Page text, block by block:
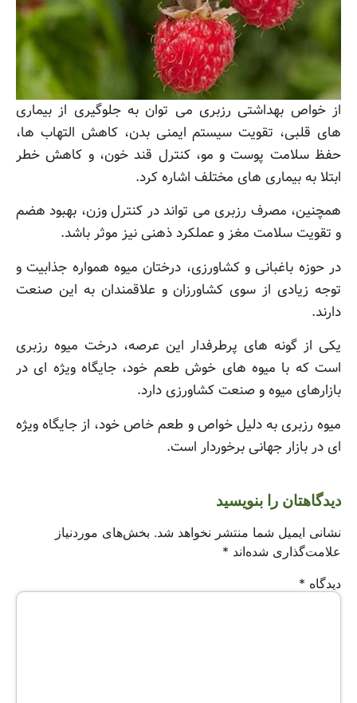
از خواص بهداشتی رزبری می توان به جلوگیری از بیماری
های قلبی، تقویت سیستم ایمنی بدن، کاهش التهاب ها،
حفظ سلامت پوست و مو، کنترل قند خون، و کاهش خطر
ابتلا به بیماری های مختلف اشاره کرد.
همچنین، مصرف رزبری می تواند در کنترل وزن، بهبود هضم
و تقویت سلامت مغز و عملکرد ذهنی نیز موثر باشد.
در حوزه باغبانی و کشاورزی، درختان میوه همواره جذابیت و
توجه زیادی از سوی کشاورزان و علاقمندان به این صنعت
دارند.
یکی از گونه های پرطرفدار این عرصه، درخت میوه رزبری
است که با میوه های خوش طعم خود، جایگاه ویژه ای در
بازارهای میوه و صنعت کشاورزی دارد.
میوه رزبری به دلیل خواص و طعم خاص خود، از جایگاه ویژه
ای در بازار جهانی برخوردار است.
دیدگاهتان را بنویسید
نشانی ایمیل شما منتشر نخواهد شد. بخش‌های موردنیاز
علامت‌گذاری شده‌اند *
دیدگاه *